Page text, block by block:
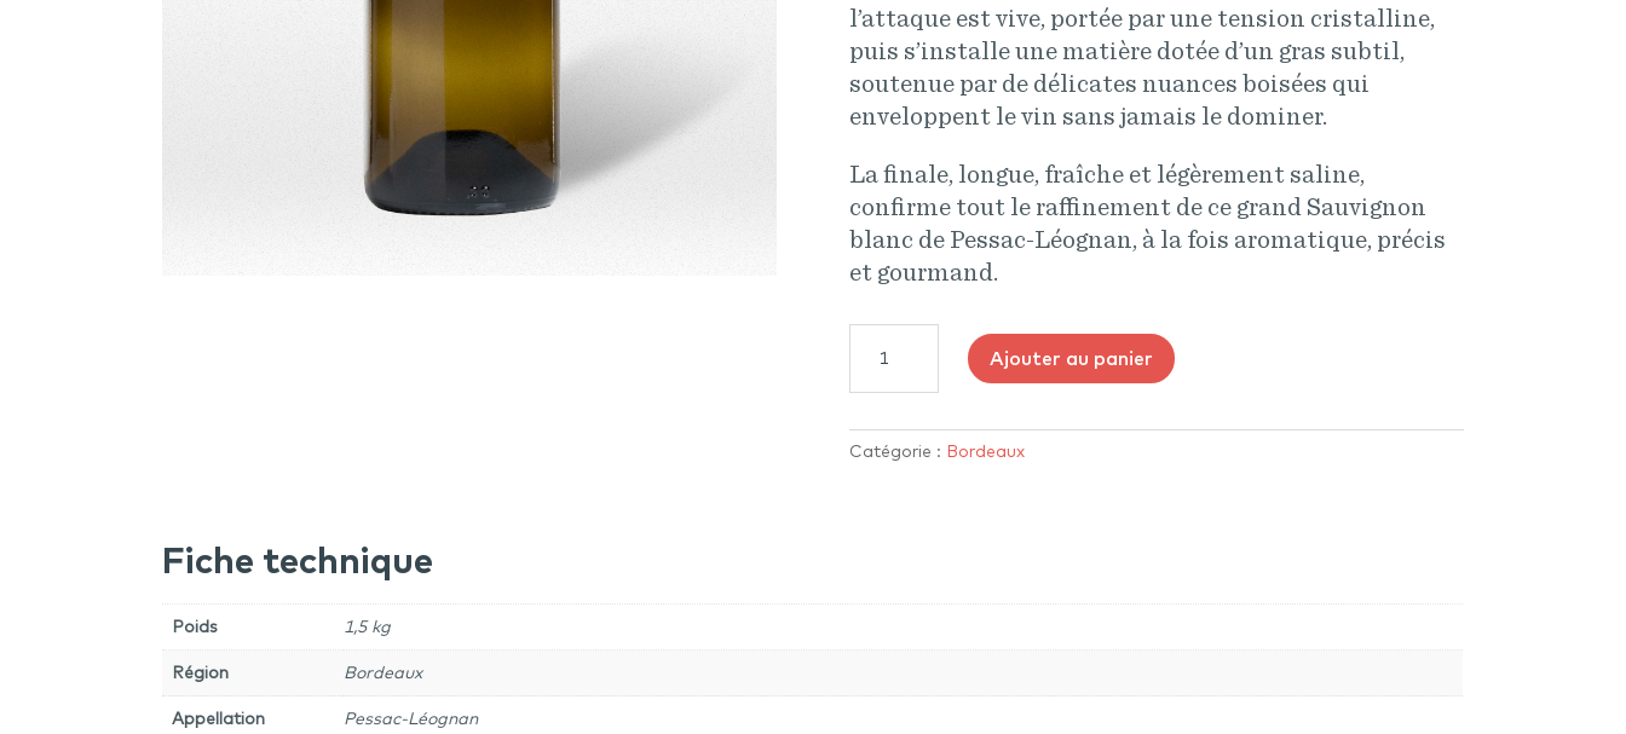
l’attaque est vive, portée par une tension cristalline,
puis s’installe une matière dotée d’un gras subtil,
soutenue par de délicates nuances boisées qui
enveloppent le vin sans jamais le dominer.
La finale, longue, fraîche et légèrement saline,
confirme tout le raffinement de ce grand Sauvignon
blanc de Pessac-Léognan, à la fois aromatique, précis
et gourmand.
Château
Menaut
Ajouter au panier
Catégorie : Bordeaux
Fiche technique
Poids 1,5 kg
Région Bordeaux
Appellation Pessac-Léognan